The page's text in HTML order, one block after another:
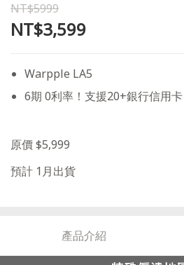
NT$5999
NT$3,599
Warpple LA5
6期 0利率！支援20+銀行信用卡
原價 $5,999
預計 1月出貨
產品介紹